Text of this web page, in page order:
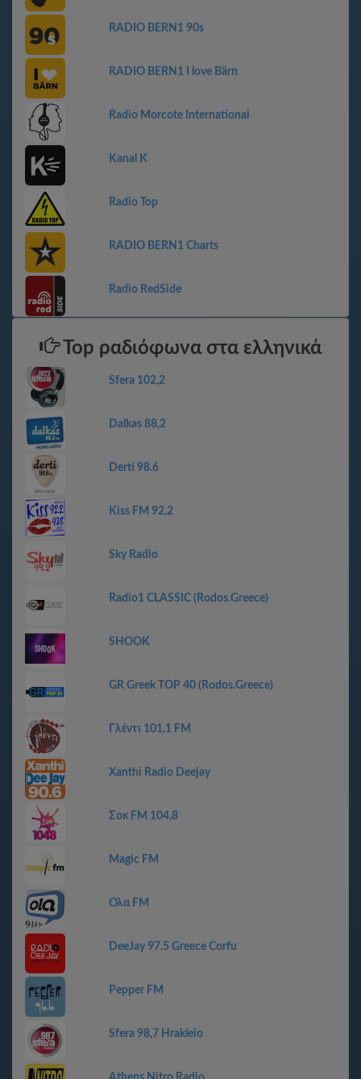
RADIO BERN1 90s
RADIO BERN1 I love Bärn
Radio Morcote International
Kanal K
Radio Top
RADIO BERN1 Charts
Radio RedSide
Top ραδιόφωνα στα ελληνικά
Sfera 102,2
Dalkas 88,2
Derti 98.6
Kiss FM 92,2
Sky Radio
Radio1 CLASSIC (Rodos.Greece)
SHOOK
GR Greek TOP 40 (Rodos.Greece)
Γλέντι 101,1 FM
Xanthi Radio Deejay
Σοκ FM 104,8
Magic FM
Ολα FM
DeeJay 97.5 Greece Corfu
Pepper FM
Sfera 98,7 Hrakleio